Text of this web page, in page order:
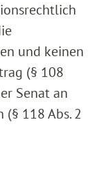
und keinen
(§ 108
Senat an
118 Abs. 2